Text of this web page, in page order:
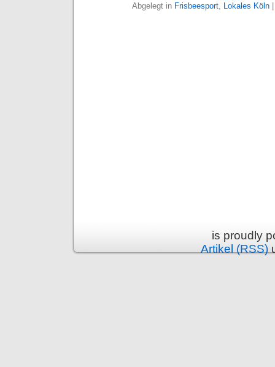
Abgelegt in Frisbeesport, Lokales Köln
is proudly
Artikel (RSS)